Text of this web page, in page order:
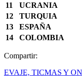
11
UCRANIA
12
TURQUIA
13
ESPAÑA
14
COLOMBIA
Compartir:
EVAJE, TICMAS Y